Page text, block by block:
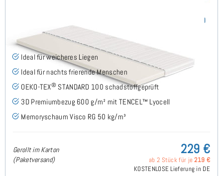
Visco RG50 (TENCEL™ Lyocell 3D) 7cm Topper 85x190
cm - Sonderanfertigung
Ideal für weicheres Liegen
Ideal für nachts frierende Menschen
OEKO-TEX® STANDARD 100 schadstoffgeprüft
3D Premiumbezug 600 g/m² mit TENCEL™ Lyocell
Memoryschaum Visco RG 50 kg/m³
Gerollt im Karton
(Paketversand)
229 €
ab 2 Stück für je219 €
KOSTENLOSE Lieferung in DE